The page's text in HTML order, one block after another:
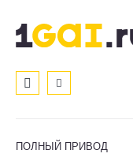
ПОЛНЫЙ ПРИВОД